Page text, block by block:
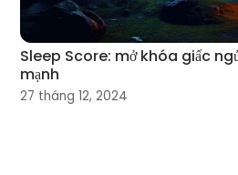
Sleep Score: mở khóa giấc
mạnh
27 tháng 12, 2024